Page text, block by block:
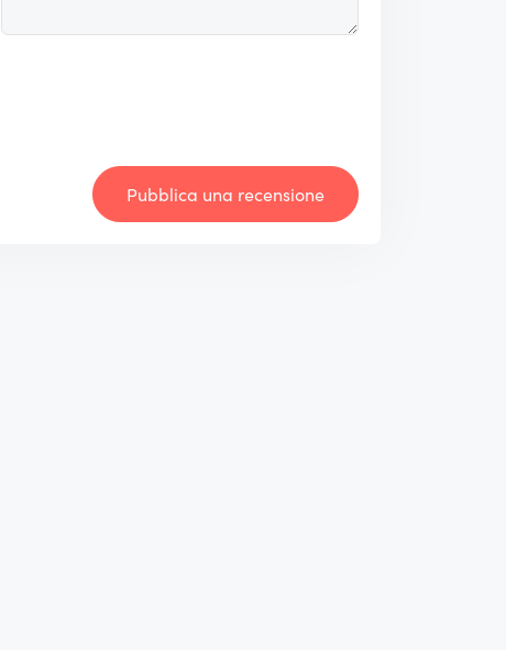
Pubblica una recensione